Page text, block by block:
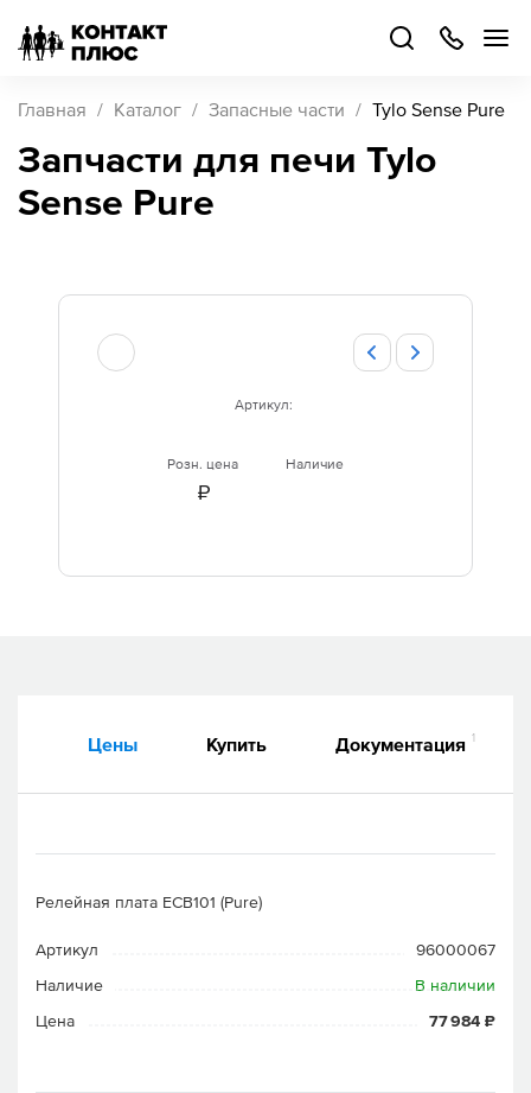
Главная Каталог Запасные части Tylo Sense Pure
Запчасти для печи Tylo
Sense Pure
Артикул:
Розн. цена
₽
Наличие
Цены Купить Документация 1
Релейная плата ECB101 (Pure)
Артикул
96000067
Наличие
В наличии
Цена
77 984 ₽
499
504-
48
Каталог
Стать
партнером
О компании
Дилеры